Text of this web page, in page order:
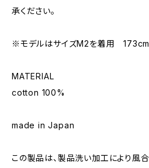
承ください。
※モデルはサイズM2を着用
MATERIAL
cotton 100%
made in Japan
この製品は、製品洗い加工により風